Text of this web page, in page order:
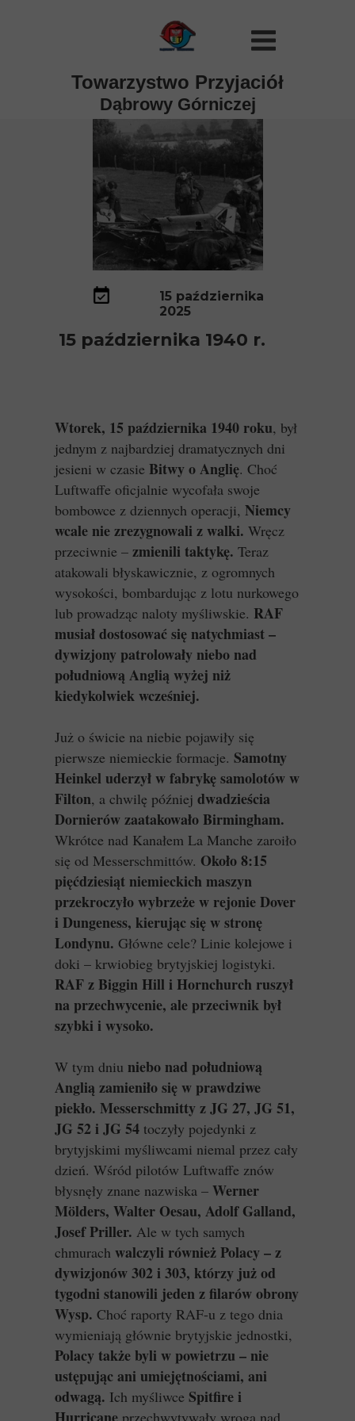
15 października
2025
Wtorek, 15 października 1940 roku, był
jednym z najbardziej dramatycznych dni
jesieni w czasie Bitwy o Anglię. Choć
Luftwaffe oficjalnie wycofała swoje
bombowce z dziennych operacji, Niemcy
wcale nie zrezygnowali z walki. Wręcz
przeciwnie – zmienili taktykę. Teraz
atakowali błyskawicznie, z ogromnych
wysokości, bombardując z lotu nurkowego
lub prowadząc naloty myśliwskie. RAF
musiał dostosować się natychmiast –
dywizjony patrolowały niebo nad
południową Anglią wyżej niż
kiedykolwiek wcześniej.
Już o świcie na niebie pojawiły się
pierwsze niemieckie formacje. Samotny
Heinkel uderzył w fabrykę samolotów w
Filton, a chwilę później dwadzieścia
Dornierów zaatakowało Birmingham.
Wkrótce nad Kanałem La Manche zaroiło
się od Messerschmittów. Około 8:15
pięćdziesiąt niemieckich maszyn
przekroczyło wybrzeże w rejonie Dover
i Dungeness, kierując się w stronę
Londynu. Główne cele? Linie kolejowe i
doki – krwiobieg brytyjskiej logistyki.
RAF z Biggin Hill i Hornchurch ruszył
na przechwycenie, ale przeciwnik był
szybki i wysoko.
W tym dniu niebo nad południową
Anglią zamieniło się w prawdziwe
piekło. Messerschmitty z JG 27, JG 51,
JG 52 i JG 54 toczyły pojedynki z
brytyjskimi myśliwcami niemal przez cały
dzień. Wśród pilotów Luftwaffe znów
błysnęły znane nazwiska – Werner
Mölders, Walter Oesau, Adolf Galland,
Josef Priller. Ale w tych samych
chmurach walczyli również Polacy – z
dywizjonów 302 i 303, którzy już od
tygodni stanowili jeden z filarów obrony
Wysp. Choć raporty RAF-u z tego dnia
wymieniają głównie brytyjskie jednostki,
Polacy także byli w powietrzu – nie
ustępując ani umiejętnościami, ani
odwagą. Ich myśliwce Spitfire i
przechwytywały wroga nad
15 października 1940 r.
Towarzystwo Przyjaciół
Dąbrowy Górniczej